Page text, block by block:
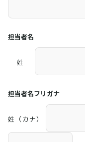
担当者名
姓
担当者名フリガナ
姓（カナ）